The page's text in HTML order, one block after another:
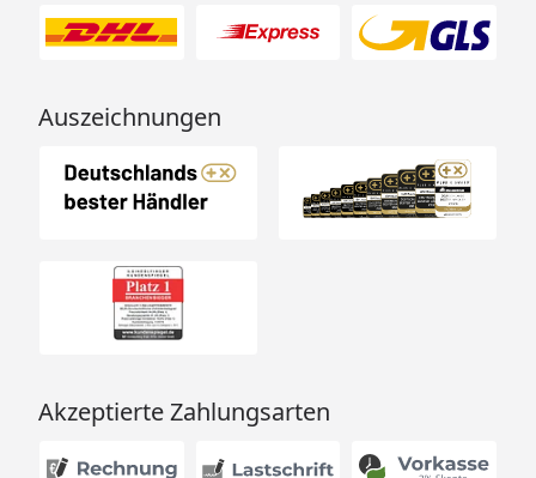
Auszeichnungen
Akzeptierte Zahlungsarten